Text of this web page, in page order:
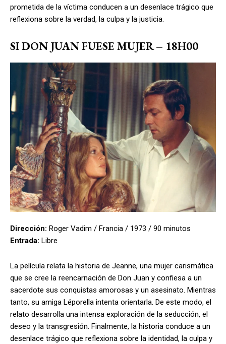
prometida de la víctima conducen a un desenlace trágico que
reflexiona sobre la verdad, la culpa y la justicia.
SI DON JUAN FUESE MUJER– 18H00
Dirección: Roger Vadim / Francia / 1973 / 90 minutos
Entrada: Libre
La película relata la historia de Jeanne, una mujer carismática
que se cree la reencarnación de Don Juan y confiesa a un
sacerdote sus conquistas amorosas y un asesinato. Mientras
tanto, su amiga Léporella intenta orientarla. De este modo, el
relato desarrolla una intensa exploración de la seducción, el
deseo y la transgresión. Finalmente, la historia conduce a un
desenlace trágico que reflexiona sobre la identidad, la culpa y